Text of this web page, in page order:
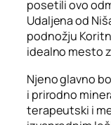
posetili ovo
Udaljena od
podnožju
idealno mesto
Njeno glavno
i prirodno
terapeutski i